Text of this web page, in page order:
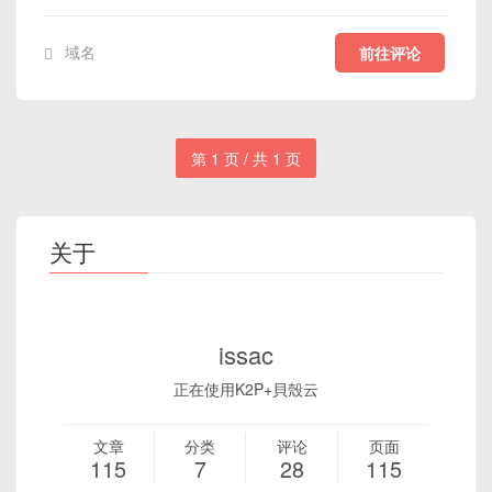
域名 前往评论
第 1 页 / 共 1 页
关于
issac
正在使用K2P+貝殼云
文章
115
分类
7
评论
28
页面
115